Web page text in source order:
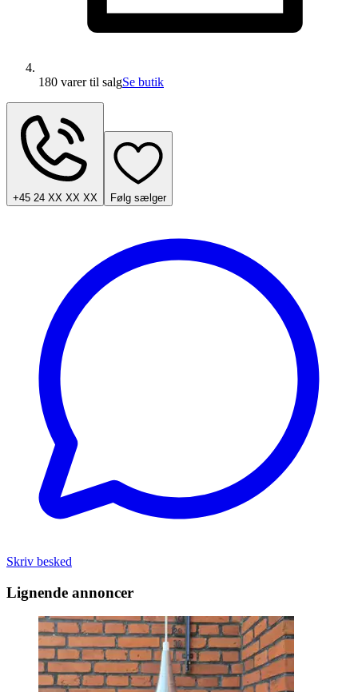
180 varertil salgSe butik
+45 24 XX XX XX Følg sælger
Skriv besked
Lignende annoncer